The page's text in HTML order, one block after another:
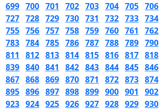
699 700 701 702 703 704 705 706
727 728 729 730 731 732 733 734
755 756 757 758 759 760 761 762
783 784 785 786 787 788 789 790
811 812 813 814 815 816 817 818
839 840 841 842 843 844 845 846
867 868 869 870 871 872 873 874
895 896 897 898 899 900 901 902
923 924 925 926 927 928 929 930